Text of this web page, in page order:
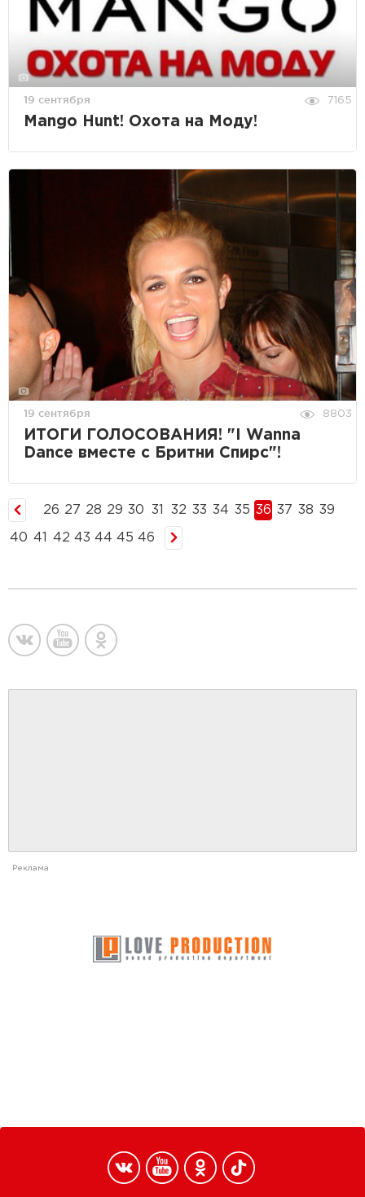
19 сентября 7165
Mango Hunt! Охота на Моду!
19 сентября 8803
ИТОГИ ГОЛОСОВАНИЯ! "I Wanna
Dance вместе с Бритни Спирс"!
26 27 28 29 30 31 32 33 34 35 36 37 38 39
40 41 42 43 44 45 46
Реклама